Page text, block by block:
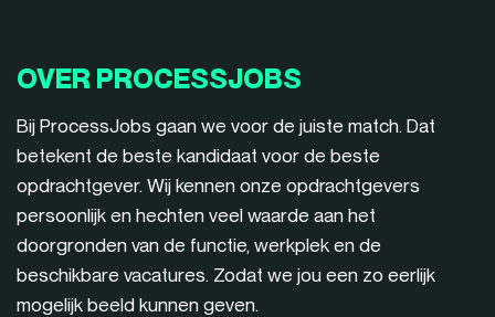
OVER PROCESSJOBS
Bij ProcessJobs gaan we voor de juiste match. Dat
betekent de beste kandidaat voor de beste
opdrachtgever. Wij kennen onze opdrachtgevers
persoonlijk en hechten veel waarde aan het
doorgronden van de functie, werkplek en de
beschikbare vacatures. Zodat we jou een zo eerlijk
mogelijk beeld kunnen geven.